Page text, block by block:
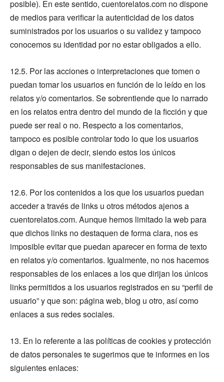
posible). En este sentido, cuentorelatos.com no dispone
de medios para verificar la autenticidad de los datos
suministrados por los usuarios o su validez y tampoco
conocemos su identidad por no estar obligados a ello.
12.5. Por las acciones o interpretaciones que tomen o
puedan tomar los usuarios en función de lo leído en los
relatos y/o comentarios. Se sobrentiende que lo narrado
en los relatos entra dentro del mundo de la ficción y que
puede ser real o no. Respecto a los comentarios,
tampoco es posible controlar todo lo que los usuarios
digan o dejen de decir, siendo estos los únicos
responsables de sus manifestaciones.
12.6. Por los contenidos a los que los usuarios puedan
acceder a través de links u otros métodos ajenos a
cuentorelatos.com. Aunque hemos limitado la web para
que dichos links no destaquen de forma clara, nos es
imposible evitar que puedan aparecer en forma de texto
en relatos y/o comentarios. Igualmente, no nos hacemos
responsables de los enlaces a los que dirijan los únicos
links permitidos a los usuarios registrados en su “perfil de
usuario” y que son: página web, blog u otro, así como
enlaces a sus redes sociales.
13. En lo referente a las políticas de cookies y protección
de datos personales te sugerimos que te informes en los
siguientes enlaces: